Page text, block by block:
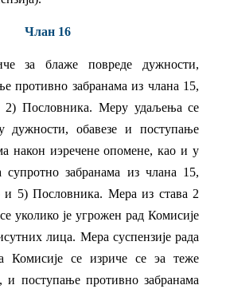
Члан 16
за блаже повреде дужности,
противно забранама из члана 15,
2) Пословника. Меру удаљења се
дужности, обавезе и поступање
након иэречене опомене, као и у
супротно забранама из члана 15,
и 5) Пословника. Мера из става 2
уколико је угрожен рад Комисије
лица. Мера суспензије рада
Комисије се изриче се эа теже
и поступање противно забранама